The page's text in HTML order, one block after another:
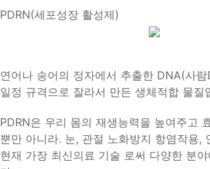
PDRN(세포성장 활성제)
연어나 송어의 정자에서 추출한 DNA(사
일정 규격으로 잘라서 만든 생체적합 물질
PDRN은 우리 몸의 재생능력을 높여주고
뿐만 아니라. 눈, 관절 노화방지 항염작용,
현재 가장 최신의료 기술 로써 다양한 분